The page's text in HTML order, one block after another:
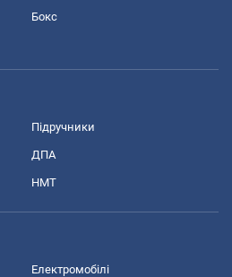
Бокс
Підручники
ДПА
НМТ
Електромобілі